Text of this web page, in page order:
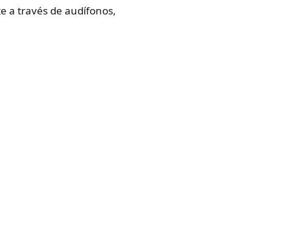
a través de audífonos,